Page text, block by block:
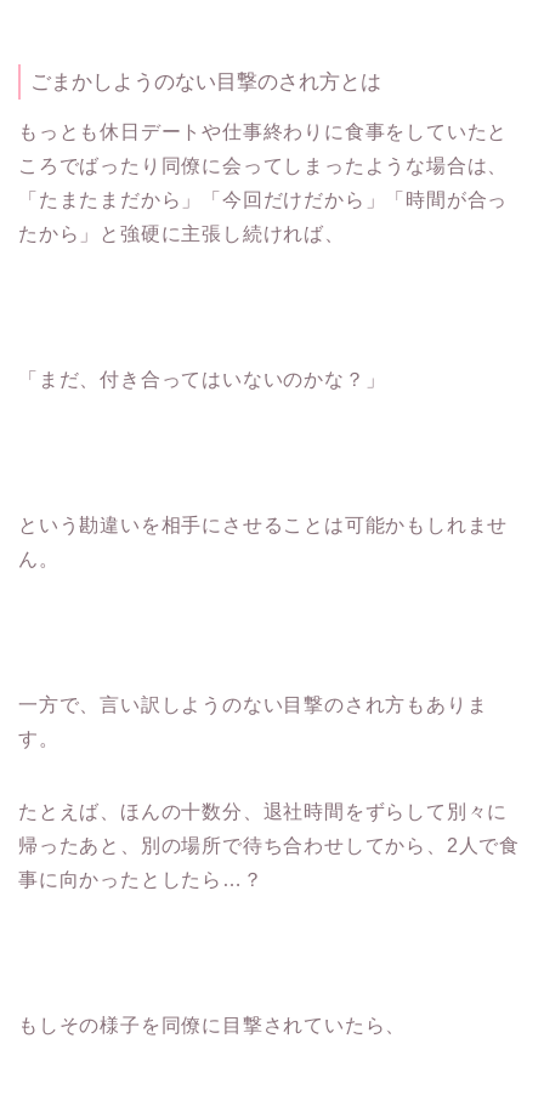
ごまかしようのない目撃のされ方とは
もっとも休日デートや仕事終わりに食事をしていたと
ころでばったり同僚に会ってしまったような場合は、
「たまたまだから」「今回だけだから」「時間が合っ
たから」と強硬に主張し続ければ、
「まだ、付き合ってはいないのかな？」
という勘違いを相手にさせることは可能かもしれませ
ん。
一方で、言い訳しようのない目撃のされ方もありま
す。
たとえば、ほんの十数分、退社時間をずらして別々に
帰ったあと、別の場所で待ち合わせしてから、2人で食
事に向かったとしたら…？
もしその様子を同僚に目撃されていたら、